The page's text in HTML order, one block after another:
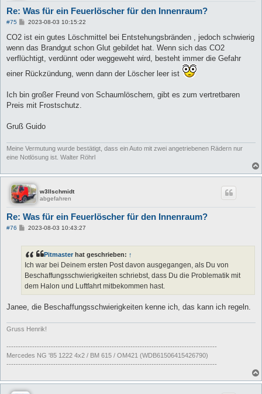
Re: Was für ein Feuerlöscher für den Innenraum?
#75
B
i
r
a
2023-08-03 10:15:22
CO2 ist ein gutes Löschmittel bei Entstehungsbränden , jedoch schwierig
wenn das Brandgut schon Glut gebildet hat. Wenn sich das CO2
verflüchtigt, verdünnt oder weggeweht wird, besteht immer die Gefahr
einer Rückzündung, wenn dann der Löscher leer ist
Ich bin großer Freund von Schaumlöschern, gibt es zum vertretbaren
Preis mit Frostschutz.
Gruß Guido
Meine Vermutung wurde bestätigt, dass ein Auto mit zwei angetriebenen Rädern nur
eine Notlösung ist. Walter Röhrl
w3llschmidt
abgefahren
Re: Was für ein Feuerlöscher für den Innenraum?
#76
B
r
a
g
2023-08-03 10:43:27
Pitmaster hat geschrieben: ↑
Ich war bei Deinem ersten Post davon ausgegangen, als Du von
Beschaffungsschwierigkeiten schriebst, dass Du die Problematik mit
dem Halon und Luftfahrt mitbekommen hast.
Janee, die Beschaffungsschwierigkeiten kenne ich, das kann ich regeln.
Gruss Henrik!
------------------------------------------------------------------------------------------
Mercedes NG '85 1222 4x2 / BM 615 / OM421 (WDB61506415426790)
------------------------------------------------------------------------------------------